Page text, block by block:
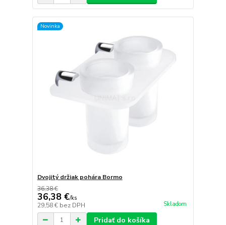
Novinka
Dvojitý držiak pohára Bormo
36,38 €
36,38 €/ks
29,58 € bez DPH Skladom
Pridať do košíka